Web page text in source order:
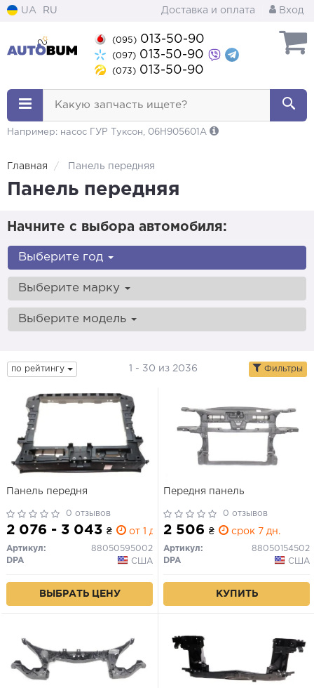
UA RU Доставка и оплата Вход
(095) 013-50-90
(097) 013-50-90
(073) 013-50-90
Какую запчасть ищете?
Например: насос ГУР Туксон, 06H905601A
Главная Панель передняя
Панель передняя
Начните с выбора автомобиля:
Выберите год
Выберите марку
Выберите модель
по рейтингу 1 - 30 из 2036 Фильтры
Панель передня
0 отзывов
2 076 - 3 043 ₴ от 1 дн.
Артикул:
88050595002
DPA
США
ВЫБРАТЬ ЦЕНУ
Передня панель
0 отзывов
2 506 ₴ срок 7 дн.
Артикул:
88050154502
DPA
США
КУПИТЬ